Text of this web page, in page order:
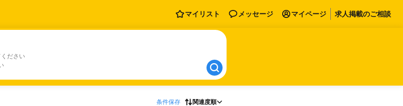
マイリスト メッセージ マイページ 求人掲載のご相談
ださい
条件保存 関連度順